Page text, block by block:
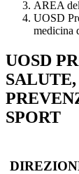
AREA
UOSD
medicina
UOSD
SPORT